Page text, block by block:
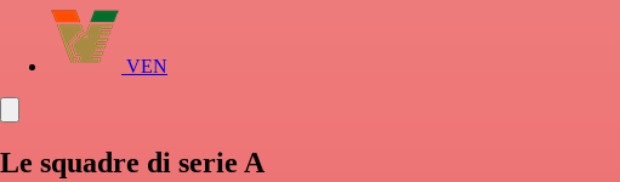
VEN
Le squadre di serie A